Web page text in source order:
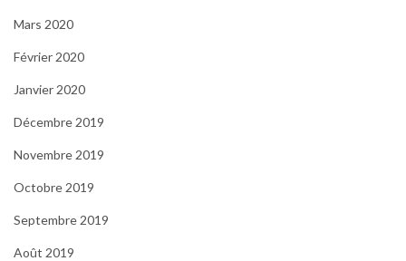
Mars 2020
Février 2020
Janvier 2020
Décembre 2019
Novembre 2019
Octobre 2019
Septembre 2019
Août 2019